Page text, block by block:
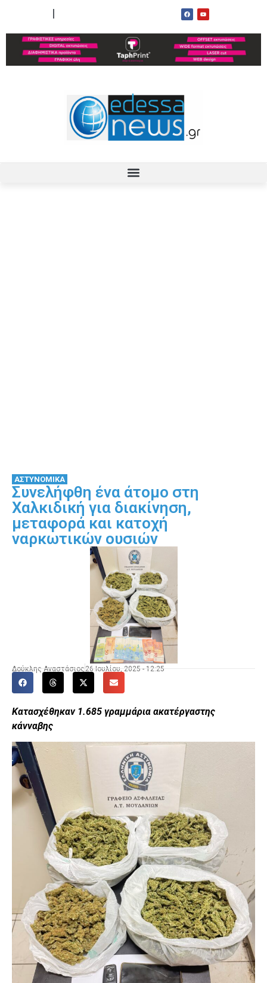
ΑΣΤΥΝΟΜΙΚΑ
Συνελήφθη ένα άτομο στη
Χαλκιδική για διακίνηση,
μεταφορά και κατοχή
ναρκωτικών ουσιών
Δούκλης Αναστάσιος 26 Ιουλίου, 2025 - 12:25
Κατασχέθηκαν 1.685 γραμμάρια ακατέργαστης
κάνναβης